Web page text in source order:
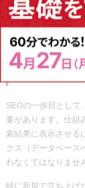
それぞれ具体的な施
関連記事：SEOにお
3-1.Webサ
SEOの一歩目として
要があります。仕組
索結果に表示させる
クス（データベース
わなくてはなりませ
特に新規で立ち上げ